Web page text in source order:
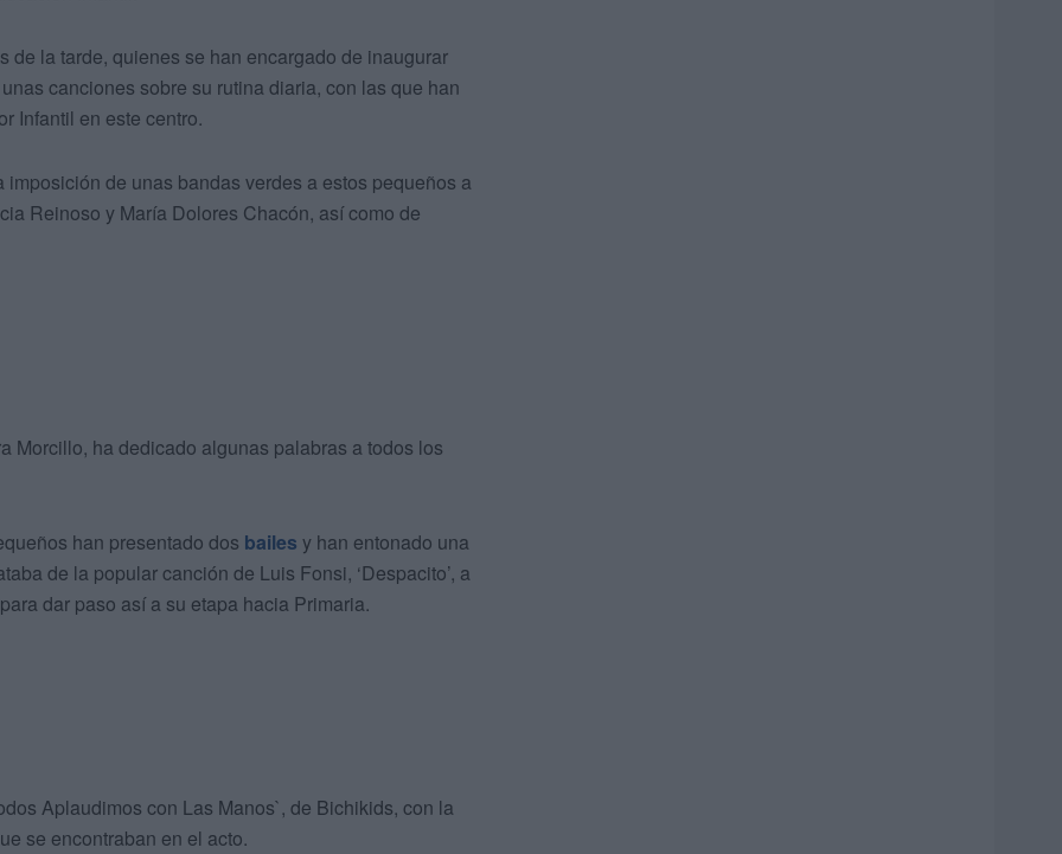
la tarde, quienes se han encargado de inaugurar
canciones sobre su rutina diaria, con las que han
Infantil en este centro.
de unas bandas verdes a estos pequeños a
Reinoso y María Dolores Chacón, así como de
Morcillo, ha dedicado algunas palabras a todos los
han presentado dos bailes y han entonado una
de la popular canción de Luis Fonsi, ‘Despacito’, a
dar paso así a su etapa hacia Primaria.
Aplaudimos con Las Manos`, de Bichikids, con la
se encontraban en el acto.